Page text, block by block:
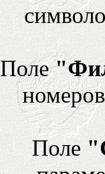
Поле
Поле